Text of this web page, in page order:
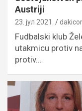
Austriji
23. јул 2021.
Fudbalski klub
utakmicu protiv
protiv…